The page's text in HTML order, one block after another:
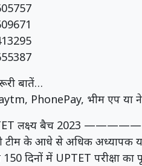
बातें…
PhonePay, भीम एप या
लक्ष्य बैच 2023
टीम के आधे से अधिक अध्यापक
दिनों में UPTET परीक्षा